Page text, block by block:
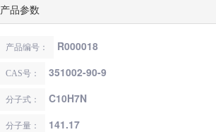
产品参数
产品编号： R000018
CAS号： 351002-90-9
分子式： C10H7N
分子量： 141.17